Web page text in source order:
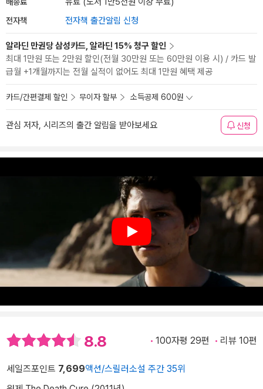
전자책 전자책 출간알림 신청
알라딘 만권당 삼성카드, 알라딘 15% 청구 할인
최대 1만원 또는 2만원 할인(전월 30만원 또는 60만원 이용 시) / 카드 발
급월 +1개월까지는 전월 실적이 없어도 최대 1만원 혜택 제공
카드/간편결제 할인 무이자 할부 소득공제 600원
관심 저자, 시리즈의 출간 알림을 받아보세요 신청
Play
8.8 100자평 29편 리뷰 10편
세일즈포인트 7,699액션/스릴러소설 주간 35위